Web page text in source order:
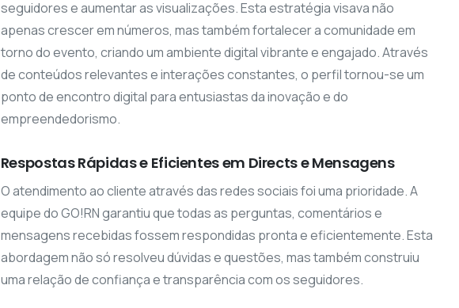
seguidores e aumentar as visualizações. Esta estratégia visava não
apenas crescer em números, mas também fortalecer a comunidade em
torno do evento, criando um ambiente digital vibrante e engajado. Através
de conteúdos relevantes e interações constantes, o perfil tornou-se um
ponto de encontro digital para entusiastas da inovação e do
empreendedorismo.
Respostas Rápidas e Eficientes em Directs e Mensagens
O atendimento ao cliente através das redes sociais foi uma prioridade. A
equipe do GO!RN garantiu que todas as perguntas, comentários e
mensagens recebidas fossem respondidas pronta e eficientemente. Esta
abordagem não só resolveu dúvidas e questões, mas também construiu
uma relação de confiança e transparência com os seguidores.